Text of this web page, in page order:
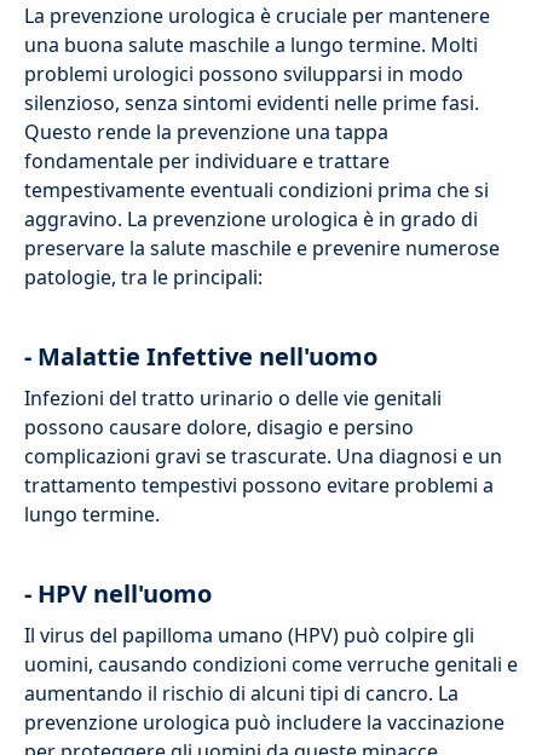
La prevenzione urologica è cruciale per mantenere
una buona salute maschile a lungo termine. Molti
problemi urologici possono svilupparsi in modo
silenzioso, senza sintomi evidenti nelle prime fasi.
Questo rende la prevenzione una tappa
fondamentale per individuare e trattare
tempestivamente eventuali condizioni prima che si
aggravino. La prevenzione urologica è in grado di
preservare la salute maschile e prevenire numerose
patologie, tra le principali:
- Malattie Infettive nell'uomo
Infezioni del tratto urinario o delle vie genitali
possono causare dolore, disagio e persino
complicazioni gravi se trascurate. Una diagnosi e un
trattamento tempestivi possono evitare problemi a
lungo termine.
- HPV nell'uomo
Il virus del papilloma umano (HPV) può colpire gli
uomini, causando condizioni come verruche genitali e
aumentando il rischio di alcuni tipi di cancro. La
prevenzione urologica può includere la vaccinazione